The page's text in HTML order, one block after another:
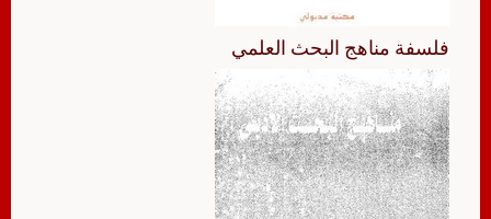
فلسفة مناهج البحث العلمي